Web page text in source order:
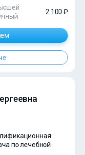
2 100 ₽
по лечебной